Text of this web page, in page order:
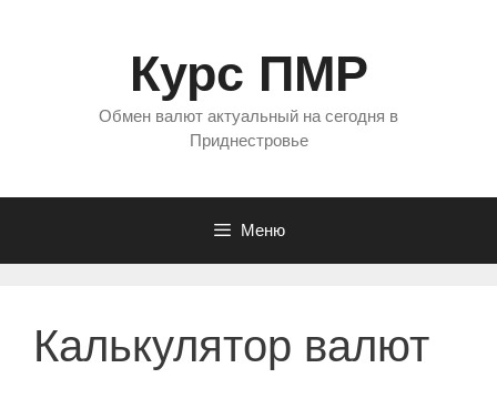
Курс ПМР
Обмен валют актуальный на сегодня в
Приднестровье
Меню
Калькулятор валют